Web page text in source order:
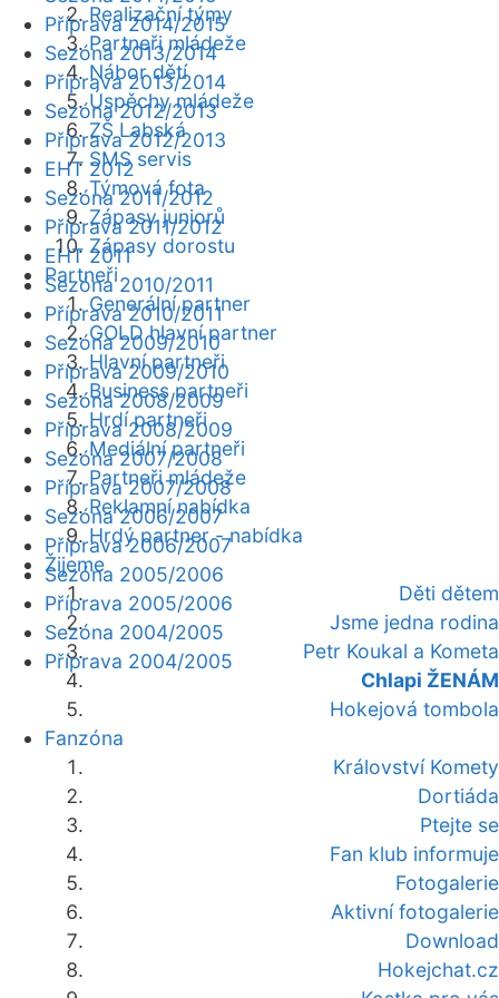
Realizační týmy
Partneři mládeže
Nábor dětí
Úspěchy mládeže
ZŠ Labská
SMS servis
Týmová fota
Zápasy juniorů
Zápasy dorostu
Partneři
Generální partner
GOLD hlavní partner
Hlavní partneři
Business partneři
Hrdí partneři
Mediální partneři
Partneři mládeže
Reklamní nabídka
Hrdý partner - nabídka
Žijeme
Děti dětem
Jsme jedna rodina
Petr Koukal a Kometa
Chlapi ŽENÁM
Hokejová tombola
Fanzóna
Království Komety
Dortiáda
Ptejte se
Fan klub informuje
Fotogalerie
Aktivní fotogalerie
Download
Hokejchat.cz
Příprava 2014/2015
Sezóna 2013/2014
Příprava 2013/2014
Sezóna 2012/2013
Příprava 2012/2013
EHT 2012
Sezóna 2011/2012
Příprava 2011/2012
EHT 2011
Sezóna 2010/2011
Příprava 2010/2011
Sezóna 2009/2010
Příprava 2009/2010
Sezóna 2008/2009
Příprava 2008/2009
Sezóna 2007/2008
Příprava 2007/2008
Sezóna 2006/2007
Příprava 2006/2007
Sezóna 2005/2006
Příprava 2005/2006
Sezóna 2004/2005
Příprava 2004/2005